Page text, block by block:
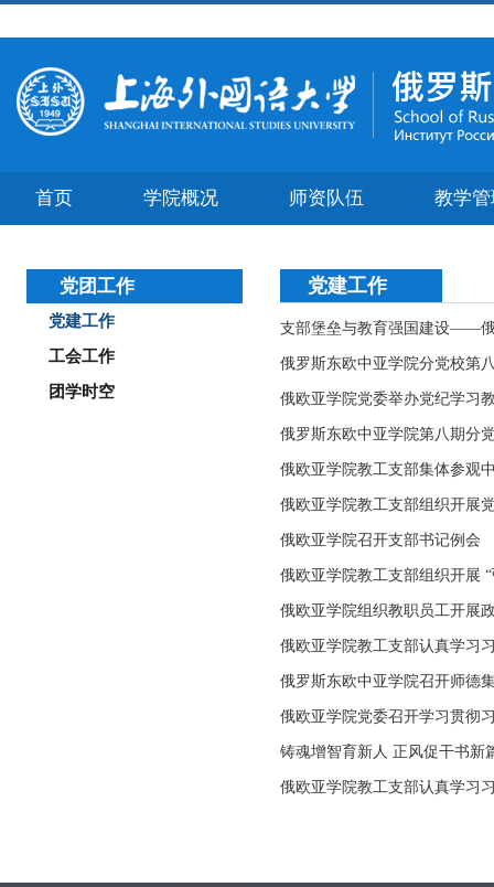
首页 学院概况 师资队伍 教学
党团工作
党建工作
工会工作
团学时空
党建工作
支部堡垒与教育强国建设——
俄罗斯东欧中亚学院分党校第
俄欧亚学院党委举办党纪学习
俄罗斯东欧中亚学院第八期分
俄欧亚学院教工支部集体参观
俄欧亚学院教工支部组织开展
俄欧亚学院召开支部书记例会
俄欧亚学院教工支部组织开展
俄欧亚学院组织教职员工开展
俄欧亚学院教工支部认真学习
俄罗斯东欧中亚学院召开师德
俄欧亚学院党委召开学习贯彻
铸魂增智育新人 正风促干书新
俄欧亚学院教工支部认真学习